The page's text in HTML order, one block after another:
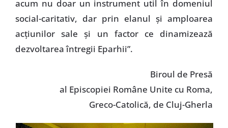
acum nu doar un instrument util în domeniul
social-caritativ, dar prin elanul şi amploarea
acţiunilor sale şi un factor ce dinamizează
dezvoltarea întregii Eparhii”.
Biroul de Presă
al Episcopiei Române Unite cu Roma,
Greco-Catolică, de Cluj-Gherla